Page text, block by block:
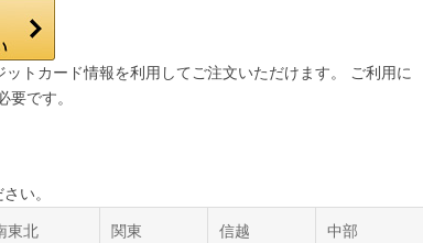
トカード情報を利用してご注文いただけます。 ご利用に
です。
い。
東北 関東 信越 中部